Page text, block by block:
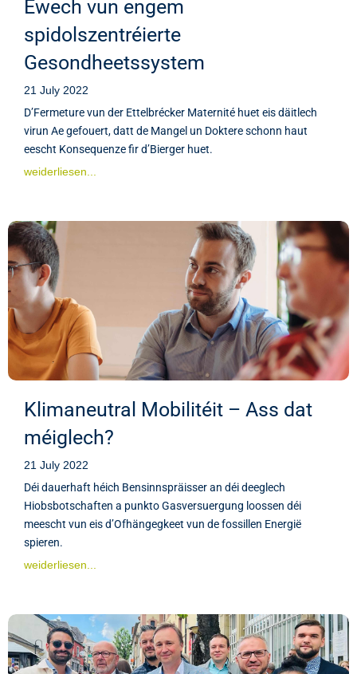
Ewech vun engem
spidolszentréierte
Gesondheetssystem
21 July 2022
D’Fermeture vun der Ettelbrécker Maternité huet eis däitlech
virun Ae gefouert, datt de Mangel un Doktere schonn haut
eescht Konsequenze fir d’Bierger huet.
weiderliesen...
Klimaneutral Mobilitéit – Ass dat
méiglech?
21 July 2022
Déi dauerhaft héich Bensinnspräisser an déi deeglech
Hiobsbotschaften a punkto Gasversuergung loossen déi
meescht vun eis d’Ofhängegkeet vun de fossillen Energië
spieren.
weiderliesen...